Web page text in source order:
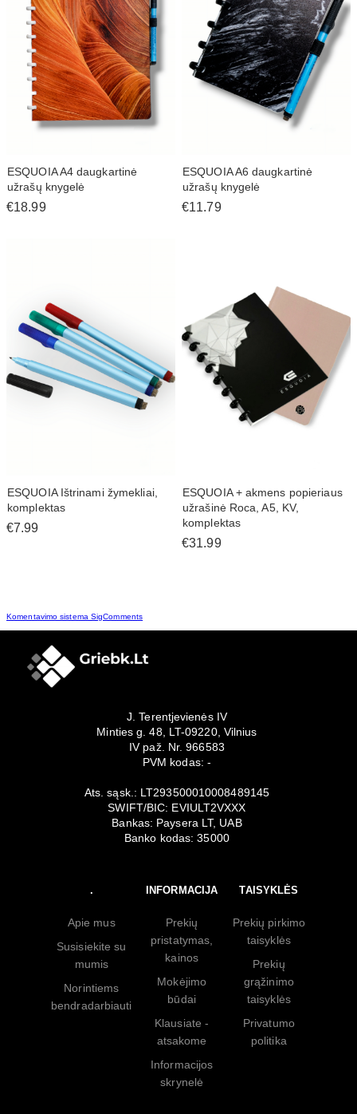
ESQUOIA A4 daugkartinė
užrašų knygelė
€18.99
ESQUOIA A6 daugkartinė
užrašų knygelė
€11.79
ESQUOIA Ištrinami žymekliai,
komplektas
€7.99
ESQUOIA + akmens popieriaus
užrašinė Roca, A5, KV,
komplektas
€31.99
Komentavimo sistema SigComments
J. Terentjevienės IV
Minties g. 48, LT-09220, Vilnius
IV paž. Nr. 966583
PVM kodas: -
Ats. sąsk.: LT293500010008489145
SWIFT/BIC: EVIULT2VXXX
Bankas: Paysera LT, UAB
Banko kodas: 35000
.
Apie mus
Susisiekite su
mumis
Norintiems
bendradarbiauti
INFORMACIJA
Prekių
pristatymas,
kainos
Mokėjimo
būdai
Klausiate -
atsakome
Informacijos
skrynelė
TAISYKLĖS
Prekių pirkimo
taisyklės
Prekių
grąžinimo
taisyklės
Privatumo
politika